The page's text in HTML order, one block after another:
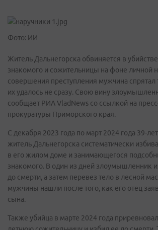
Фото: ИИ
Житель Дальнегорска обвиняется в
знакомого и сожительницы на фоне личной
совершения преступления мужчина спрятал
их удалось не сразу. Свою вину
сообщает РИА VladNews со ссылкой на
прокуратуры Приморского края.
С декабря 2023 года по март 2024 года 39-
житель Дальнегорска систематически
в его жилом доме и занимающегося
знакомого. В один из дней злоумышленник
до смерти, а затем перевез тело в лесной
мужчины нашли после того, как его отец
сына.
Также убийца в марте 2024 года